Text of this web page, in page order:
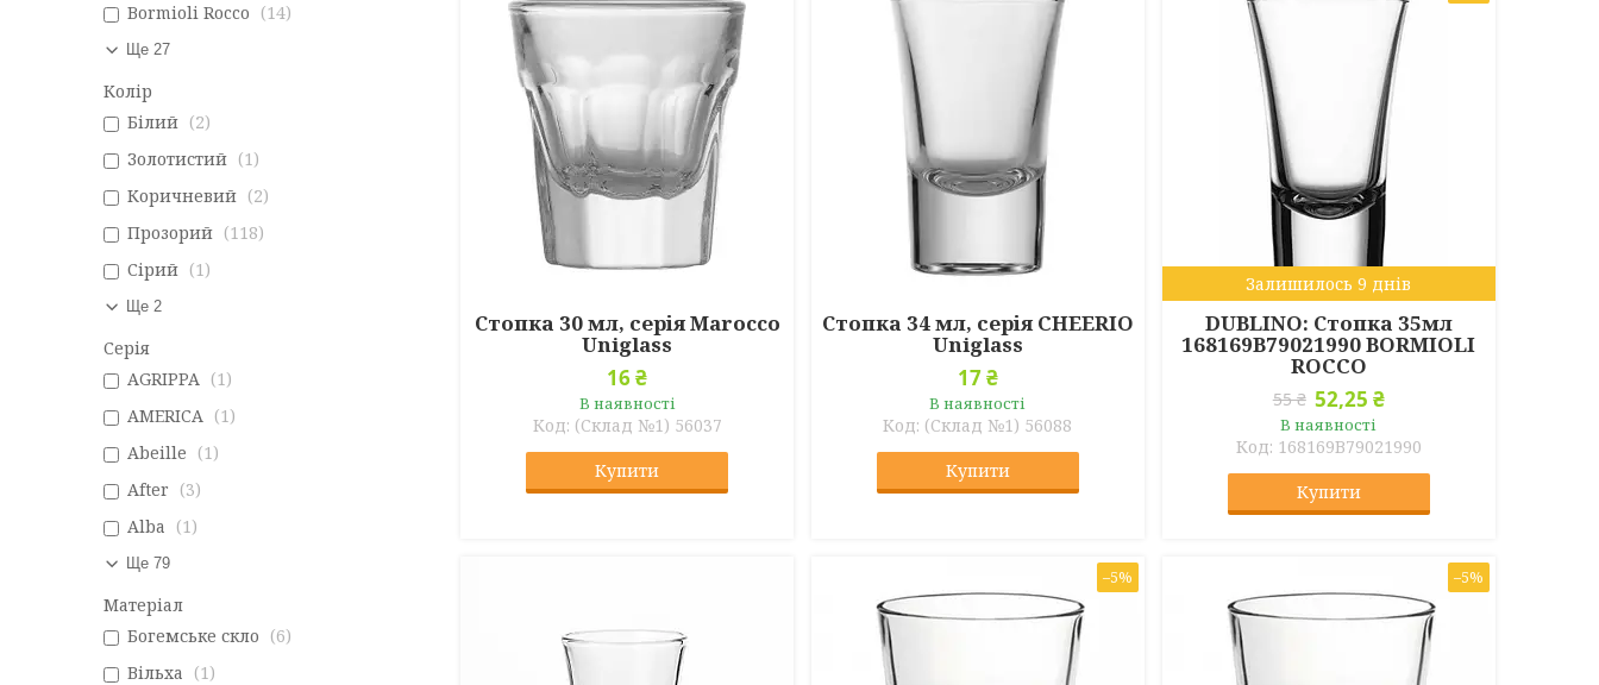
Стопка 30 мл, серія Marocco
Uniglass
16 ₴
В наявності
(Склад №1) 56037
Купити
Стопка 34 мл, серія CHEERIO
Uniglass
17 ₴
В наявності
(Склад №1) 56088
Купити
Залишилось 9 днів
DUBLINO: Стопка 35мл
168169B79021990 BORMIOLI
ROCCO
55 ₴ 52,25 ₴
В наявності
168169B79021990
Купити
–5% –5%
Bormioli Rocco
14
Ще 27
Колір
Білий
2
Золотистий
1
Коричневий
2
Прозорий
118
Сірий
1
Ще 2
Серія
AGRIPPA
1
AMERICA
1
Abeille
1
After
3
Alba
1
Ще 79
Матеріал
Богемське скло
6
Вільха
1